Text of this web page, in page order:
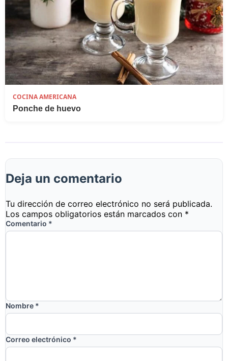
COCINA AMERICANA
Ponche de huevo
Deja un comentario
Tu dirección de correo electrónico no será publicada.
Los campos obligatorios están marcados con *
Comentario *
Nombre *
Correo electrónico *